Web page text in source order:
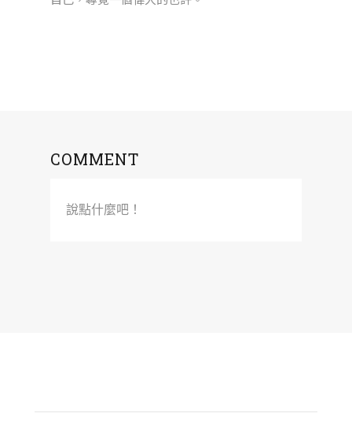
COMMENT
說點什麼吧！